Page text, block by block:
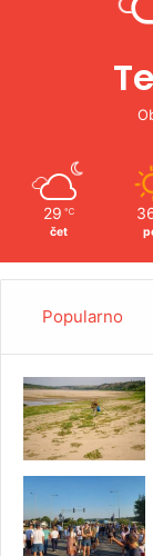
29 ℃
čet
Popularno